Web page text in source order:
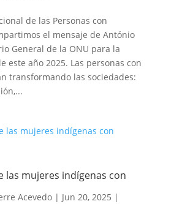
de las Personas con
el mensaje de António
General de la ONU para la
este año 2025. Las personas con
transformando las sociedades:
las mujeres indígenas con
Acevedo| Jun 20, 2025 |